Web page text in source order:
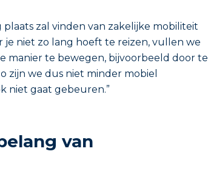
zal vinden van zakelijke mobiliteit
je niet zo lang hoeft te reizen, vullen we
manier te bewegen, bijvoorbeeld door te
zijn we dus niet minder mobiel
niet gaat gebeuren.”
van